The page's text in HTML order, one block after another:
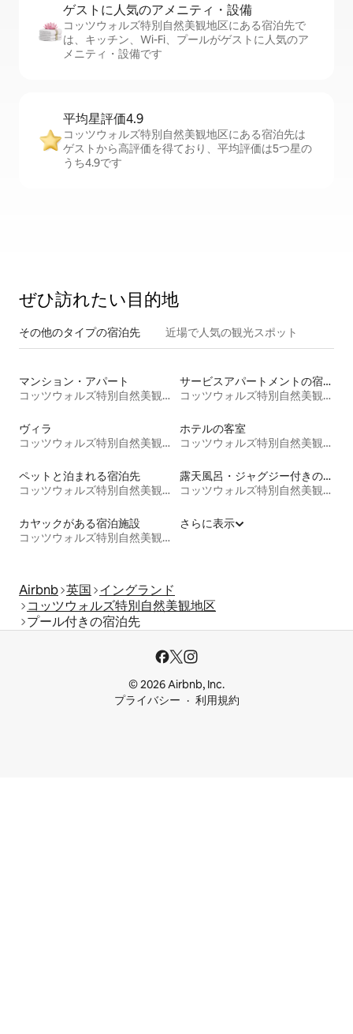
ゲストに人⁠気⁠のア⁠メ⁠ニ⁠テ⁠ィ・設⁠備
コッツウォルズ特別自然美観地区にある宿泊先で
は、キッチン、Wi-Fi、プールがゲストに人気のア
メニティ・設備です
平均星評価4.9
コッツウォルズ特別自然美観地区にある宿泊先は
ゲストから高評価を得ており、平均評価は5つ星の
うち4.9です
ぜひ訪⁠れ⁠た⁠い目⁠的⁠地
その他のタ⁠イ⁠プ⁠の宿⁠泊⁠先 近場で人気の観光スポット
マンション・アパート
コッツウォルズ特別自然美観地区
サービスアパートメントの宿泊施設
コッツウォルズ特別自然美観地区
ヴィラ
コッツウォルズ特別自然美観地区
ホテルの客室
コッツウォルズ特別自然美観地区
ペットと泊まれる宿泊先
コッツウォルズ特別自然美観地区
露天風呂・ジャグジー付きの宿泊施設
コッツウォルズ特別自然美観地区
カヤックがある宿泊施設
コッツウォルズ特別自然美観地区
さらに表示
Airbnb 英国 イングランド
コッツウォルズ特別自然美観地区
プール付きの宿泊先
© 2026 Airbnb, Inc.
プライバシー
利用規約